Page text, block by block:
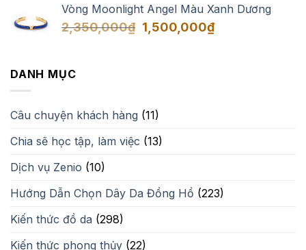
Vòng Moonlight Angel Màu Xanh Dương
2,350,000₫ Giá
1,500,000₫Giá
DANH MỤC
Câu chuyện khách hàng (11)
Chia sẽ học tập, làm việc (13)
Dịch vụ Zenio (10)
Hướng Dẫn Chọn Dây Da Đồng Hồ (223)
Kiến thức đồ da (298)
Kiến thức phong thủy (22)